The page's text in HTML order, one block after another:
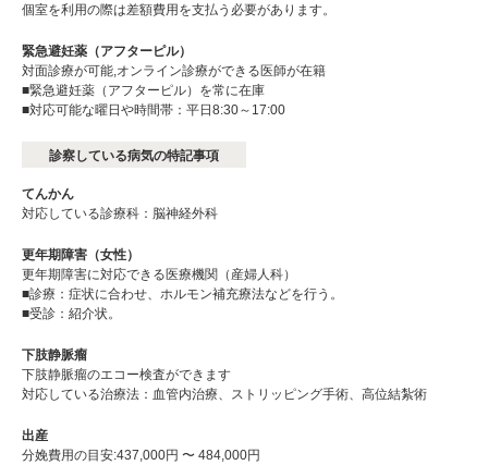
個室を利用の際は差額費用を支払う必要があります。
緊急避妊薬（アフターピル）
対面診療が可能,オンライン診療ができる医師が在籍
■緊急避妊薬（アフターピル）を常に在庫
■対応可能な曜日や時間帯：平日8:30～17:00
診察している病気の特記事項
てんかん
対応している診療科：脳神経外科
更年期障害（女性）
更年期障害に対応できる医療機関（産婦人科）
■診療：症状に合わせ、ホルモン補充療法などを行う。
■受診：紹介状。
下肢静脈瘤
下肢静脈瘤のエコー検査ができます
対応している治療法：血管内治療、ストリッピング手術、高位結紮術
出産
分娩費用の目安:437,000円 〜 484,000円